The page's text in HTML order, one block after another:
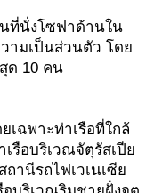
นั่งโซฟาด้านใน
ามเป็นส่วนตัว โดย
ด 10 คน
เฉพาะท่าเรือที่ใกล้
รือบริเวณจัตุรัสเปีย
านีรถไฟเวเนเซีย